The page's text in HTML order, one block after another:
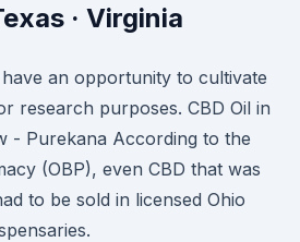
· Virginia
an opportunity to cultivate
research purposes. CBD Oil in
- Purekana According to the
(OBP), even CBD that was
to be sold in licensed Ohio